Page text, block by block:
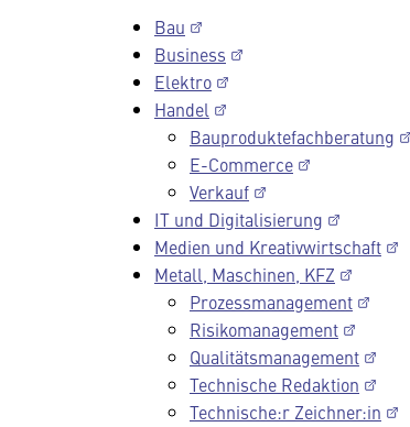
Bau
Business
Elektro
Handel
Bauproduktefachberatung
E-Commerce
Verkauf
IT und Digitalisierung
Medien und Kreativwirtschaft
Metall, Maschinen, KFZ
Prozessmanagement
Risikomanagement
Qualitätsmanagement
Technische Redaktion
Technische:r Zeichner:in